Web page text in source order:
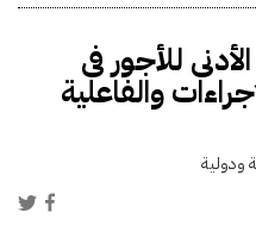
للأجور فى
والفاعلية
ودولية